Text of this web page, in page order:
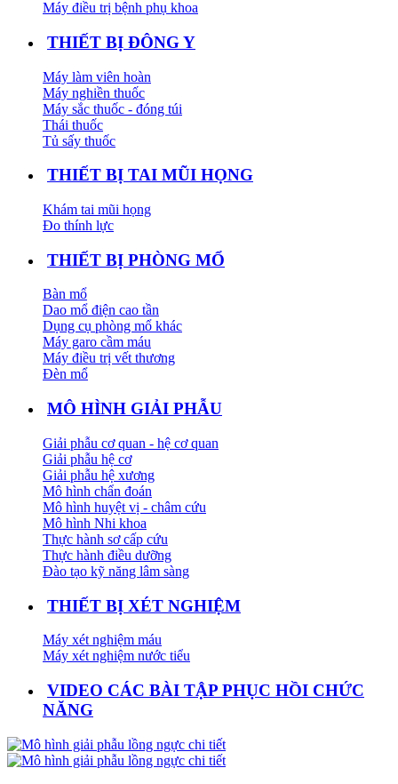
Máy điều trị bệnh phụ khoa
THIẾT BỊ ĐÔNG Y
Máy làm viên hoàn
Máy nghiền thuốc
Máy sắc thuốc - đóng túi
Thái thuốc
Tủ sấy thuốc
THIẾT BỊ TAI MŨI HỌNG
Khám tai mũi họng
Đo thính lực
THIẾT BỊ PHÒNG MỔ
Bàn mổ
Dao mổ điện cao tần
Dụng cụ phòng mổ khác
Máy garo cầm máu
Máy điều trị vết thương
Đèn mổ
MÔ HÌNH GIẢI PHẪU
Giải phẫu cơ quan - hệ cơ quan
Giải phẫu hệ cơ
Giải phẫu hệ xương
Mô hình chẩn đoán
Mô hình huyệt vị - châm cứu
Mô hình Nhi khoa
Thực hành sơ cấp cứu
Thực hành điều dưỡng
Đào tạo kỹ năng lâm sàng
THIẾT BỊ XÉT NGHIỆM
Máy xét nghiệm máu
Máy xét nghiệm nước tiểu
VIDEO CÁC BÀI TẬP PHỤC HỒI CHỨC
NĂNG